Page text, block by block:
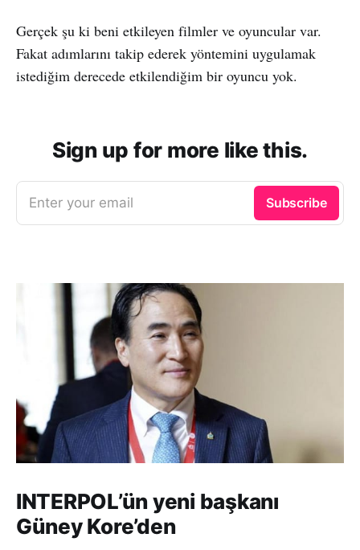
Gerçek şu ki beni etkileyen filmler ve oyuncular var.
Fakat adımlarını takip ederek yöntemini uygulamak
istediğim derecede etkilendiğim bir oyuncu yok.
Sign up for more like this.
Enter your email Subscribe
INTERPOL’ün yeni başkanı
Güney Kore’den